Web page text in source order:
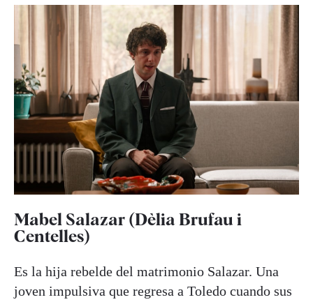
Mabel Salazar (Dèlia Brufau i
Centelles)
Es la hija rebelde del matrimonio Salazar. Una
joven impulsiva que regresa a Toledo cuando sus